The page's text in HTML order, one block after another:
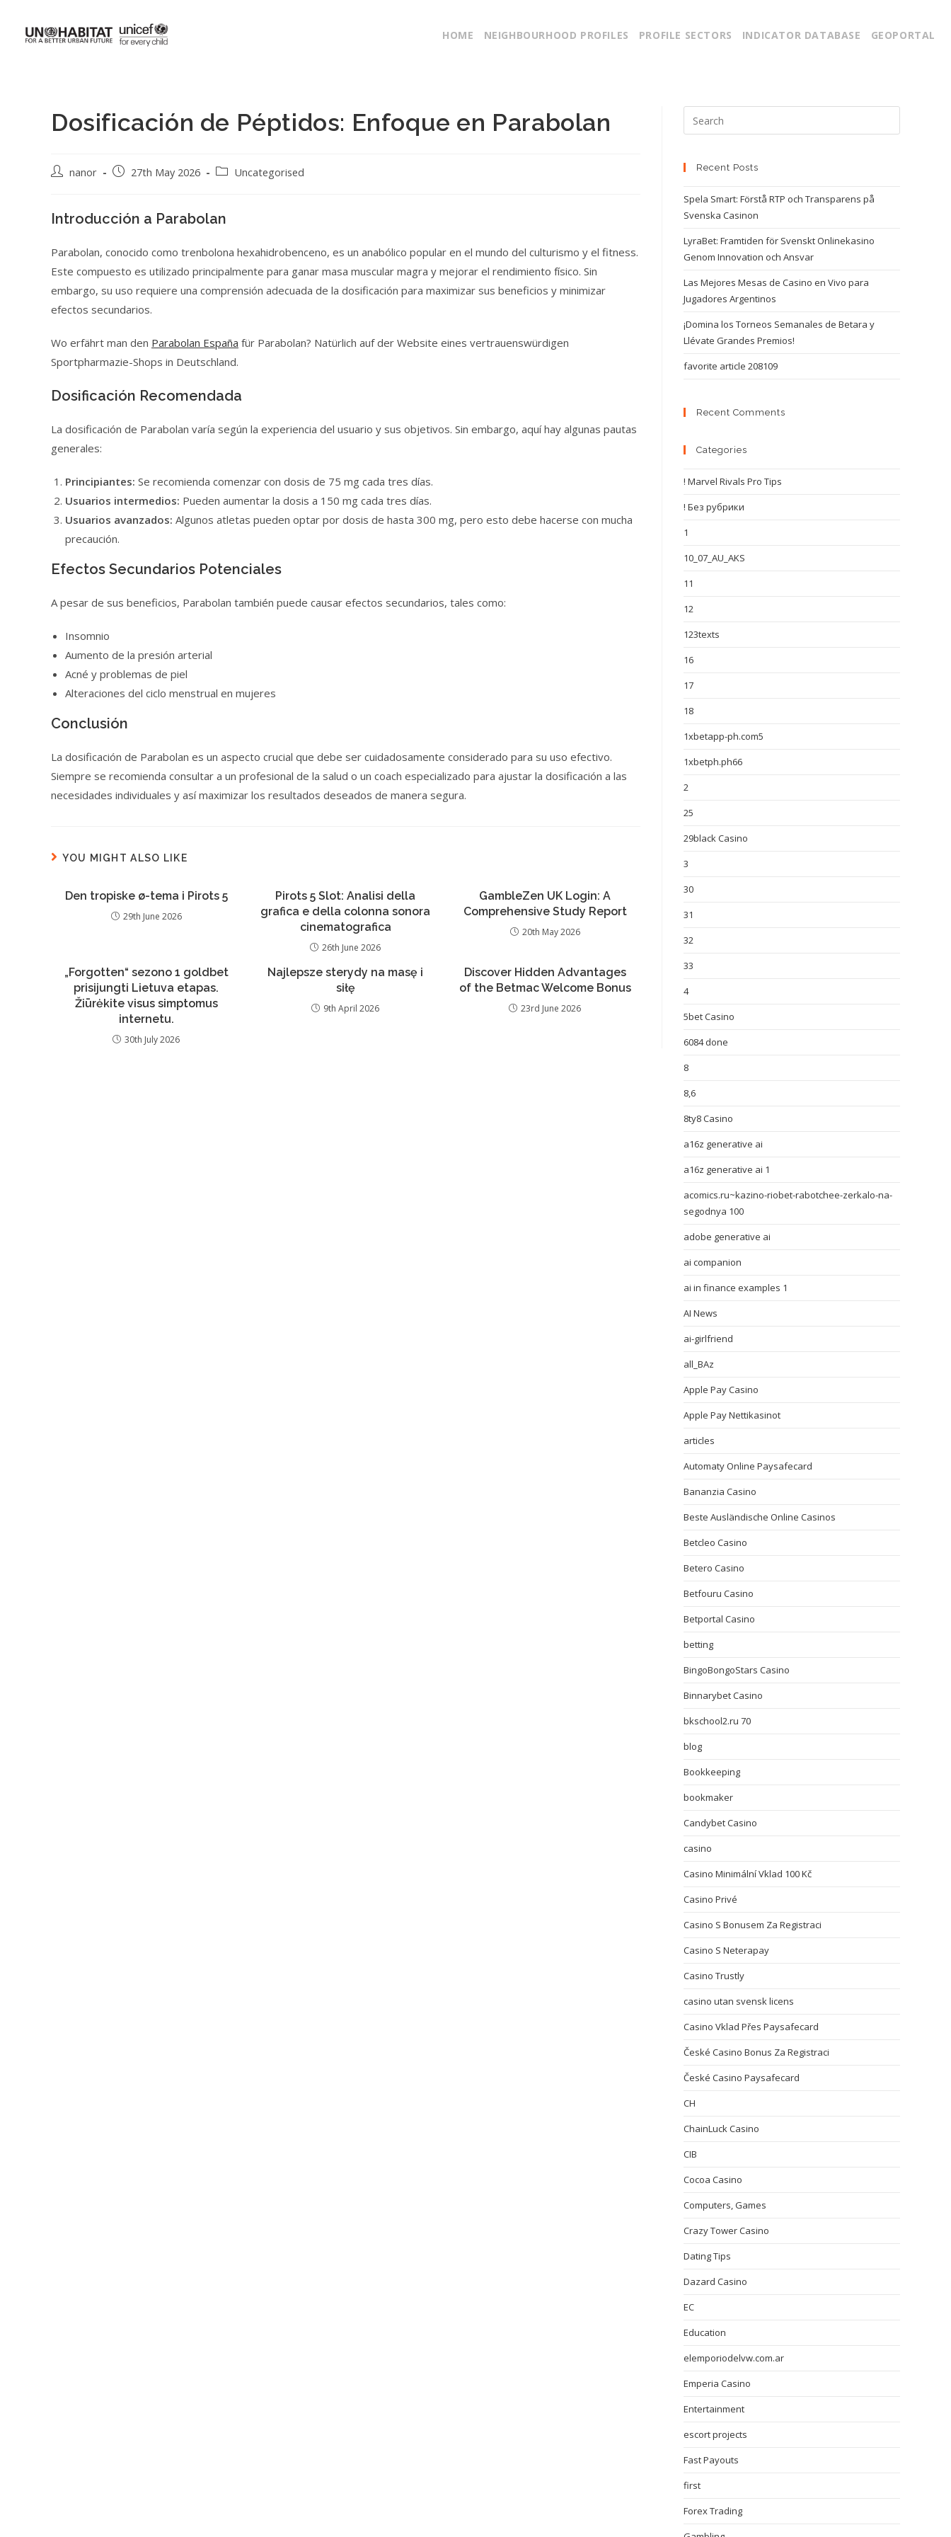
HOME NEIGHBOURHOOD PROFILES PROFILE SECTORS INDICATOR DATABASE GEOPORTAL
Dosificación de Péptidos: Enfoque en Parabolan
nanor 27th May 2026 Uncategorised
Introducción a Parabolan
Parabolan, conocido como trenbolona hexahidrobenceno, es un anabólico popular en el mundo del culturismo y el fitness.
Este compuesto es utilizado principalmente para ganar masa muscular magra y mejorar el rendimiento físico. Sin
embargo, su uso requiere una comprensión adecuada de la dosificación para maximizar sus beneficios y minimizar
efectos secundarios.
Wo erfährt man den Parabolan España für Parabolan? Natürlich auf der Website eines vertrauenswürdigen
Sportpharmazie-Shops in Deutschland.
Dosificación Recomendada
La dosificación de Parabolan varía según la experiencia del usuario y sus objetivos. Sin embargo, aquí hay algunas pautas
generales:
Principiantes: Se recomienda comenzar con dosis de 75 mg cada tres días.
Usuarios intermedios: Pueden aumentar la dosis a 150 mg cada tres días.
Usuarios avanzados: Algunos atletas pueden optar por dosis de hasta 300 mg, pero esto debe hacerse con mucha
precaución.
Efectos Secundarios Potenciales
A pesar de sus beneficios, Parabolan también puede causar efectos secundarios, tales como:
Insomnio
Aumento de la presión arterial
Acné y problemas de piel
Alteraciones del ciclo menstrual en mujeres
Conclusión
La dosificación de Parabolan es un aspecto crucial que debe ser cuidadosamente considerado para su uso efectivo.
Siempre se recomienda consultar a un profesional de la salud o un coach especializado para ajustar la dosificación a las
necesidades individuales y así maximizar los resultados deseados de manera segura.
YOU MIGHT ALSO LIKE
Den tropiske ø-tema i Pirots 5
29th June 2026
Pirots 5 Slot: Analisi della
grafica e della colonna sonora
cinematografica
26th June 2026
GambleZen UK Login: A
Comprehensive Study Report
20th May 2026
„Forgotten“ sezono 1 goldbet
prisijungti Lietuva etapas.
Žiūrėkite visus simptomus
internetu.
30th July 2026
Najlepsze sterydy na masę i
siłę
9th April 2026
Discover Hidden Advantages
of the Betmac Welcome Bonus
23rd June 2026
Recent Posts
Spela Smart: Förstå RTP och Transparens på
Svenska Casinon
LyraBet: Framtiden för Svenskt Onlinekasino
Genom Innovation och Ansvar
Las Mejores Mesas de Casino en Vivo para
Jugadores Argentinos
¡Domina los Torneos Semanales de Betara y
Llévate Grandes Premios!
favorite article 208109
Recent Comments
Categories
! Marvel Rivals Pro Tips
! Без рубрики
1
10_07_AU_AKS
11
12
123texts
16
17
18
1xbetapp-ph.com5
1xbetph.ph66
2
25
29black Casino
3
30
31
32
33
4
5bet Casino
6084 done
8
8,6
8ty8 Casino
a16z generative ai
a16z generative ai 1
acomics.ru~kazino-riobet-rabotchee-zerkalo-na-
segodnya 100
adobe generative ai
ai companion
ai in finance examples 1
AI News
ai-girlfriend
all_BAz
Apple Pay Casino
Apple Pay Nettikasinot
articles
Automaty Online Paysafecard
Bananzia Casino
Beste Ausländische Online Casinos
Betcleo Casino
Betero Casino
Betfouru Casino
Betportal Casino
betting
BingoBongoStars Casino
Binnarybet Casino
bkschool2.ru 70
blog
Bookkeeping
bookmaker
Candybet Casino
casino
Casino Minimální Vklad 100 Kč
Casino Privé
Casino S Bonusem Za Registraci
Casino S Neterapay
Casino Trustly
casino utan svensk licens
Casino Vklad Přes Paysafecard
České Casino Bonus Za Registraci
České Casino Paysafecard
CH
ChainLuck Casino
CIB
Cocoa Casino
Computers, Games
Crazy Tower Сasino
Dating Tips
Dazard Casino
EC
Education
elemporiodelvw.com.ar
Emperia Casino
Entertainment
escort projects
Fast Payouts
first
Forex Trading